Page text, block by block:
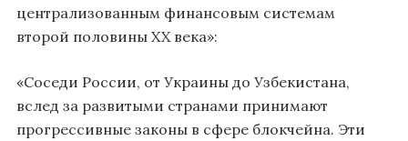
централизованным финансовым системам
второй половины XX века»:
«Соседи России, от Украины до Узбекистана,
вслед за развитыми странами принимают
прогрессивные законы в сфере блокчейна. Эти